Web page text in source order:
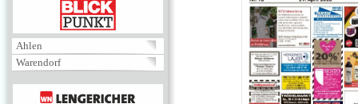
Ahlen
Warendorf
MENÜ